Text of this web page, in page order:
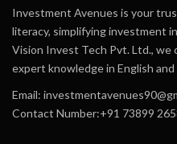
Investment Avenues is your
literacy, simplifying investment
Vision Invest Tech Pvt. Ltd.,
expert knowledge in English and
Email:
Contact Number:+91 73899